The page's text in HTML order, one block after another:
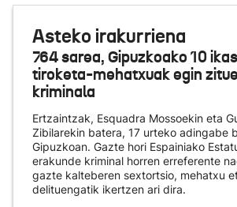
Asteko irakurriena
764 sarea, Gipuzkoako 10
tiroketa-mehatxuak egin
kriminala
Ertzaintzak, Esquadra Mossoekin eta
Zibilarekin batera, 17 urteko adingabe
Gipuzkoan. Gazte hori Espainiako
erakunde kriminal horren erreferente
gazte kalteberen sextortsio, mehatxu
delituengatik ikertzen ari dira.